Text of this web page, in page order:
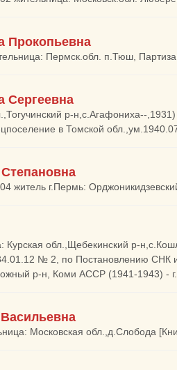
Прокопьевна
Пермск.обл. п.Тюш,
Сергеевна
р-н,с.Агафониха--
в Томской
житель г.Пермь:
Курская обл.,Щебекинский р-
№ 2, по Постановлению СНК
р-н, Коми АССР (1941-1943) -
Московская обл.,д.Слобода